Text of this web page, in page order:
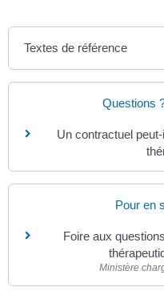
Textes de référence
Questions
Un contractuel
Pour en
Foire aux
Ministère